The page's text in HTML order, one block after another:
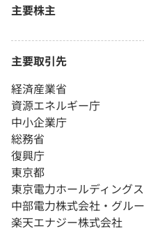
主要株主
主要取引先
経済産業省
資源エネルギー庁
中小企業庁
総務省
復興庁
東京都
東京電力ホールディング
中部電力株式会社・グル
楽天エナジー株式会社